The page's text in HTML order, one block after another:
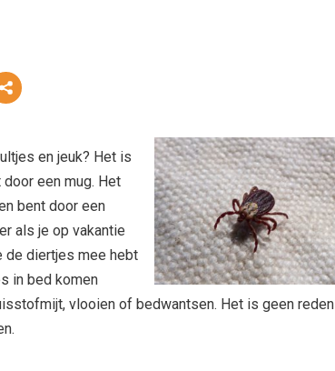
en jeuk? Het is
een mug. Het
bent door een
als je op vakantie
de diertjes mee hebt
in bed komen
vlooien of bedwantsen. Het is geen reden